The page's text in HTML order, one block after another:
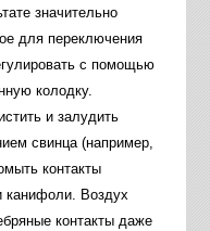
значительно
для переключения
с помощью
колодку.
и залудить
свинца (например,
контакты
канифоли. Воздух
контакты даже